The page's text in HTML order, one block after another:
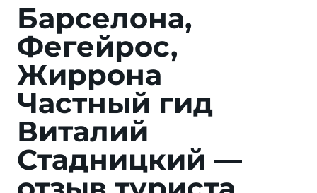
Барселона,
Фегейрос,
Жиррона
Частный гид
Виталий
Стадницкий —